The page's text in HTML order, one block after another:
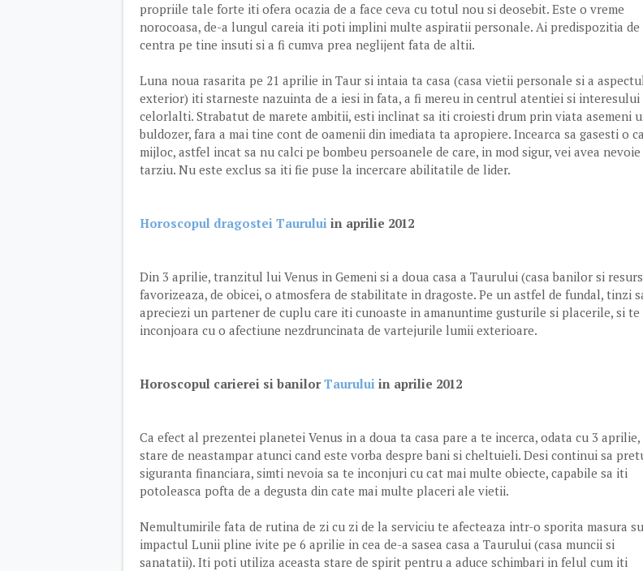
propriile tale forte iti ofera ocazia de a face ceva cu totul nou si deosebit. Este o vreme
norocoasa, de-a lungul careia iti poti implini multe aspiratii personale. Ai predispozitia de
centra pe tine insuti si a fi cumva prea neglijent fata de altii.
Luna noua rasarita pe 21 aprilie in Taur si intaia ta casa (casa vietii personale si a
exterior) iti starneste nazuinta de a iesi in fata, a fi mereu in centrul atentiei si interesului
celorlalti. Strabatut de marete ambitii, esti inclinat sa iti croiesti drum prin viata asemeni
buldozer, fara a mai tine cont de oamenii din imediata ta apropiere. Incearca sa gasesti o
mijloc, astfel incat sa nu calci pe bombeu persoanele de care, in mod sigur, vei avea
tarziu. Nu este exclus sa iti fie puse la incercare abilitatile de lider.
Horoscopul dragostei Taurului in aprilie 2012
Din 3 aprilie, tranzitul lui Venus in Gemeni si a doua casa a Taurului (casa banilor si
favorizeaza, de obicei, o atmosfera de stabilitate in dragoste. Pe un astfel de fundal, tinzi
apreciezi un partener de cuplu care iti cunoaste in amanuntime gusturile si placerile, si te
inconjoara cu o afectiune nezdruncinata de vartejurile lumii exterioare.
Horoscopul carierei si banilorTaurului in aprilie 2012
Ca efect al prezentei planetei Venus in a doua ta casa pare a te incerca, odata cu 3 aprilie,
stare de neastampar atunci cand este vorba despre bani si cheltuieli. Desi continui sa
siguranta financiara, simti nevoia sa te inconjuri cu cat mai multe obiecte, capabile sa iti
potoleasca pofta de a degusta din cate mai multe placeri ale vietii.
Nemultumirile fata de rutina de zi cu zi de la serviciu te afecteaza intr-o sporita masura
impactul Lunii pline ivite pe 6 aprilie in cea de-a sasea casa a Taurului (casa muncii si
sanatatii). Iti poti utiliza aceasta stare de spirit pentru a aduce schimbari in felul cum iti